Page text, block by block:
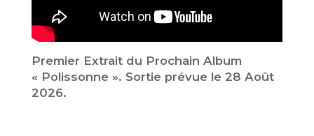
Premier Extrait du Prochain Album
« Polissonne ». Sortie prévue le 28 Août
2026.